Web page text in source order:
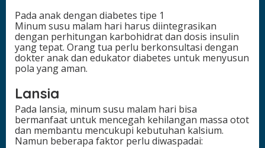
Pada anak dengan diabetes tipe 1
Minum susu malam hari harus diintegrasikan
dengan perhitungan karbohidrat dan dosis insulin
yang tepat. Orang tua perlu berkonsultasi dengan
dokter anak dan edukator diabetes untuk menyusun
pola yang aman.
Lansia
Pada lansia, minum susu malam hari bisa
bermanfaat untuk mencegah kehilangan massa otot
dan membantu mencukupi kebutuhan kalsium.
Namun beberapa faktor perlu diwaspadai: